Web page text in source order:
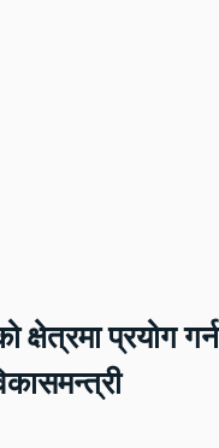
क्षेत्रमा प्रयोग गर्न